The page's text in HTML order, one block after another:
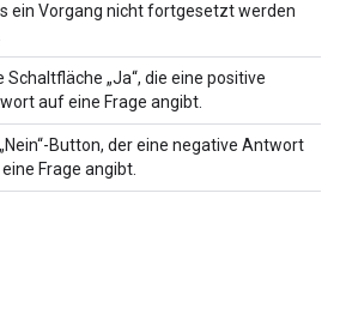
ein Vorgang nicht fortgesetzt werden
Schaltfläche „Ja“, die eine positive
auf eine Frage angibt.
Button, der eine negative Antwort
Frage angibt.